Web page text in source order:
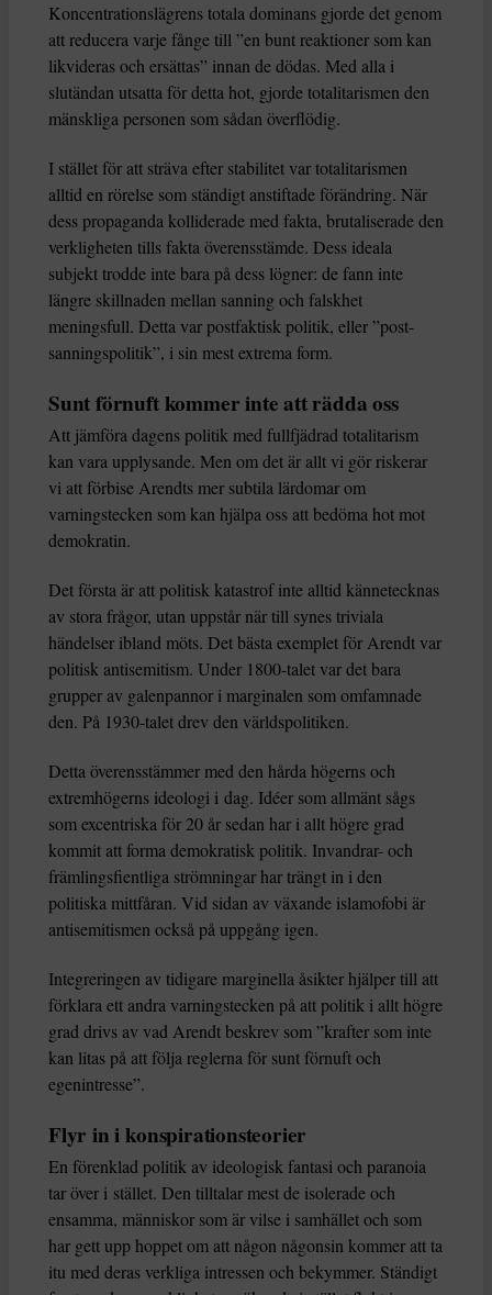
Koncentrationslägrens totala dominans gjorde det genom
att reducera varje fånge till ”en bunt reaktioner som kan
likvideras och ersättas” innan de dödas. Med alla i
slutändan utsatta för detta hot, gjorde totalitarismen den
mänskliga personen som sådan överflödig.
I stället för att sträva efter stabilitet var totalitarismen
alltid en rörelse som ständigt anstiftade förändring. När
dess propaganda kolliderade med fakta, brutaliserade den
verkligheten tills fakta överensstämde. Dess ideala
subjekt trodde inte bara på dess lögner: de fann inte
längre skillnaden mellan sanning och falskhet
meningsfull. Detta var postfaktisk politik, eller ”post-
sanningspolitik”, i sin mest extrema form.
Sunt förnuft kommer inte att rädda oss
Att jämföra dagens politik med fullfjädrad totalitarism
kan vara upplysande. Men om det är allt vi gör riskerar
vi att förbise Arendts mer subtila lärdomar om
varningstecken som kan hjälpa oss att bedöma hot mot
demokratin.
Det första är att politisk katastrof inte alltid kännetecknas
av stora frågor, utan uppstår när till synes triviala
händelser ibland möts. Det bästa exemplet för Arendt var
politisk antisemitism. Under 1800-talet var det bara
grupper av galenpannor i marginalen som omfamnade
den. På 1930-talet drev den världspolitiken.
Detta överensstämmer med den hårda högerns och
extremhögerns ideologi i dag. Idéer som allmänt sågs
som excentriska för 20 år sedan har i allt högre grad
kommit att forma demokratisk politik. Invandrar- och
främlingsfientliga strömningar har trängt in i den
politiska mittfåran. Vid sidan av växande islamofobi är
antisemitismen också på uppgång igen.
Integreringen av tidigare marginella åsikter hjälper till att
förklara ett andra varningstecken på att politik i allt högre
grad drivs av vad Arendt beskrev som ”krafter som inte
kan litas på att följa reglerna för sunt förnuft och
egenintresse”.
Flyr in i konspirationsteorier
En förenklad politik av ideologisk fantasi och paranoia
tar över i stället. Den tilltalar mest de isolerade och
ensamma, människor som är vilse i samhället och som
har gett upp hoppet om att någon någonsin kommer att ta
itu med deras verkliga intressen och bekymmer. Ständigt